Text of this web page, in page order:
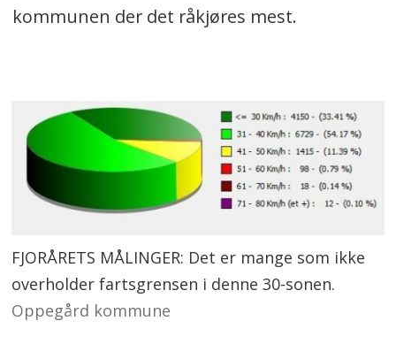
kommunen der det råkjøres mest.
FJORÅRETS MÅLINGER: Det er mange som ikke
overholder fartsgrensen i denne 30-sonen.
Oppegård kommune